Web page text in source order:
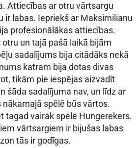
Attiecības ar otru vārtsargu
ir labas. Iepriekš ar Maksimilianu
profesionālākas attiecības.
un tajā pašā laikā bijām
sadalījums bija citādāks nekā
katram bija dotas divas
tikām pie iespējas aizvadīt
šāda sadalījuma nav, un līdz ar
spēlē būs vārtos.
tagad vairāk spēlē Hungerekers.
vārtsargiem ir bijušas labas
tās ir godīgas.